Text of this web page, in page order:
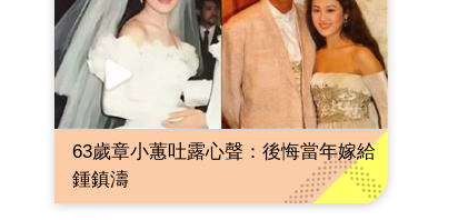
63歲章小蕙吐露心聲：後悔當年嫁給
鍾鎮濤